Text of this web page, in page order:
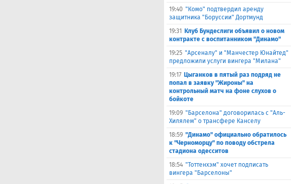
19:40 "Комо" подтвердил аренду
защитника "Боруссии" Дортмунд
19:31
Клуб Бундеслиги объявил о новом
контракте с воспитанником "Динамо"
19:25 "Арсеналу" и "Манчестер Юнайтед"
предложили услуги вингера "Милана"
19:17 Цыганков в пятый раз подряд не
попал в заявку "Жироны" на
контрольный матч на фоне слухов о
бойкоте
19:09 "Барселона" договорилась с "Аль-
Хилялем" о трансфере Канселу
18:59 "Динамо" официально обратилось
к "Черноморцу" по поводу обстрела
стадиона одесситов
18:54 "Тоттенхэм" хочет подписать
вингера "Барселоны"